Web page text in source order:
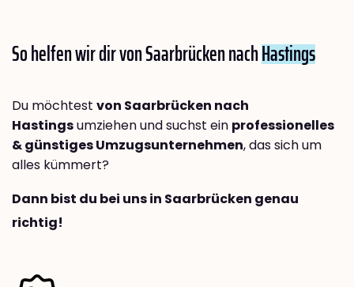
So helfen wir dir von Saarbrücken nachHastings
Du möchtest von Saarbrücken nach
Hastingsumziehen und suchst ein professionelles
& günstiges Umzugsunternehmen, das sich um
alles kümmert?
Dann bist du bei uns in Saarbrücken genau
richtig!